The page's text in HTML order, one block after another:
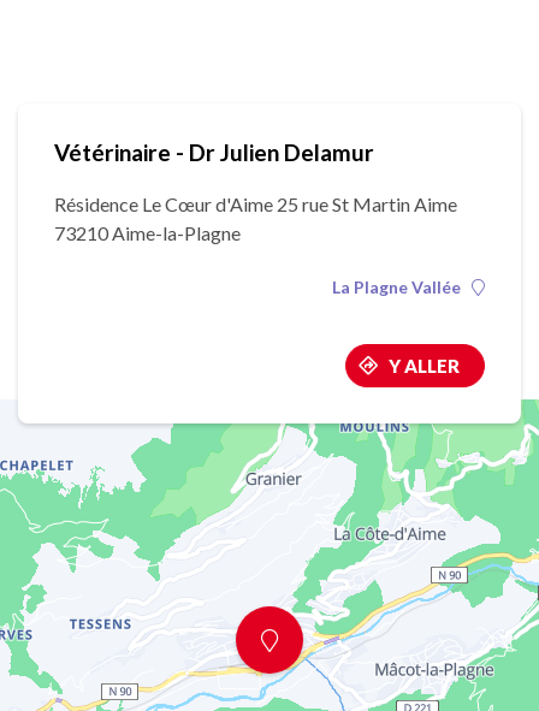
Vétérinaire - Dr Julien Delamur
Résidence Le Cœur d'Aime 25 rue St Martin Aime
73210 Aime-la-Plagne
La Plagne Vallée
Y ALLER